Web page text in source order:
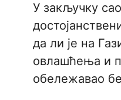
У закључку
да ли је на
овлашћења и
обележавао